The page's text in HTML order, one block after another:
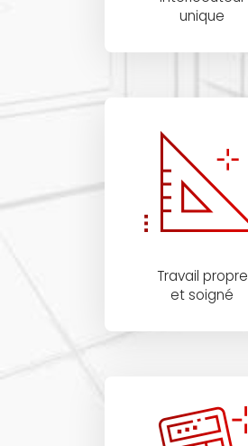
unique
Travail propre
et soigné